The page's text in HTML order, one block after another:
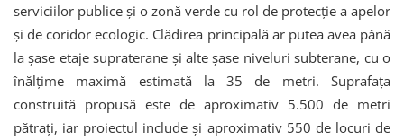
serviciilor publice și o zonă verde cu rol de protecție a apelor
și de coridor ecologic. Clădirea principală ar putea avea până
la șase etaje supraterane și alte șase niveluri subterane, cu o
înălțime maximă estimată la 35 de metri. Suprafața
construită propusă este de aproximativ 5.500 de metri
pătrați, iar proiectul include și aproximativ 550 de locuri de